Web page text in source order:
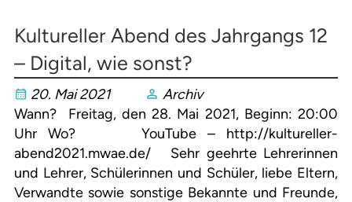
Kultureller Abend des Jahrgangs 12
– Digital, wie sonst?
20. Mai 2021
Archiv
Wann? Freitag, den 28. Mai 2021, Beginn: 20:00
Uhr Wo? YouTube – http://kultureller-
abend2021.mwae.de/ Sehr geehrte Lehrerinnen
und Lehrer, Schülerinnen und Schüler, liebe Eltern,
Verwandte sowie sonstige Bekannte und Freunde,